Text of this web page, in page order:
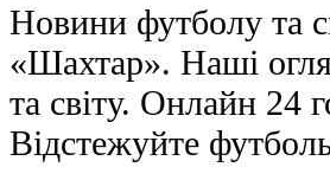
Новини футболу та
«Шахтар». Наші
та світу. Онлайн 24
Відстежуйте